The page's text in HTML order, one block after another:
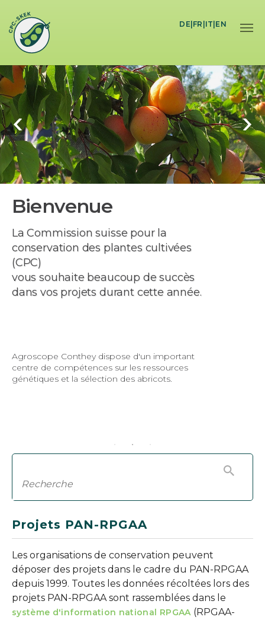
DE| FR IT EN
Bienvenue
La Commission suisse pour la
conservation des plantes cultivées
(CPC)
vous souhaite beaucoup de succès
dans vos projets durant cette année.
Agroscope Conthey dispose d'un important
centre de compétences sur les ressources
génétiques et la sélection des abricots.
Projets PAN-RPGAA
Les organisations de conservation peuvent
déposer des projets dans le cadre du PAN-RPGAA
depuis 1999. Toutes les données récoltées lors des
projets PAN-RPGAA sont rassemblées dans le
système d'information national RPGAA(RPGAA-